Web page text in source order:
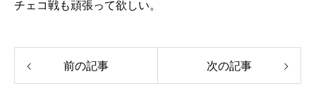
チェコ戦も頑張って欲しい。
前の記事 次の記事